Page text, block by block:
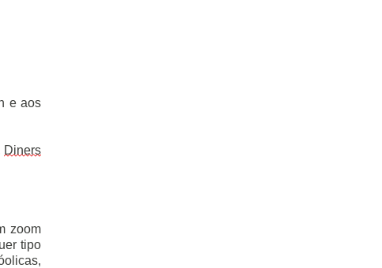
e aos
Diners
zoom
tipo